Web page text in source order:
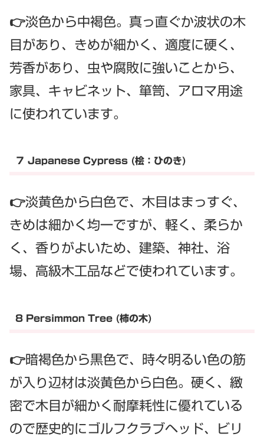
👉淡色から中褐色。真っ直ぐか波状の木
目があり、きめが細かく、適度に硬く、
芳香があり、虫や腐敗に強いことから、
家具、キャビネット、箪笥、アロマ用途
に使われています。
７ Japanese Cypress (桧：ひのき)
👉淡黄色から白色で、木目はまっすぐ、
きめは細かく均一ですが、軽く、柔らか
く、香りがよいため、建築、神社、浴
場、高級木工品などで使われています。
8 Persimmon Tree (柿の木)
👉暗褐色から黒色で、時々明るい色の筋
が入り辺材は淡黄色から白色。硬く、緻
密で木目が細かく耐摩耗性に優れている
ので歴史的にゴルフクラブヘッド、ビリ